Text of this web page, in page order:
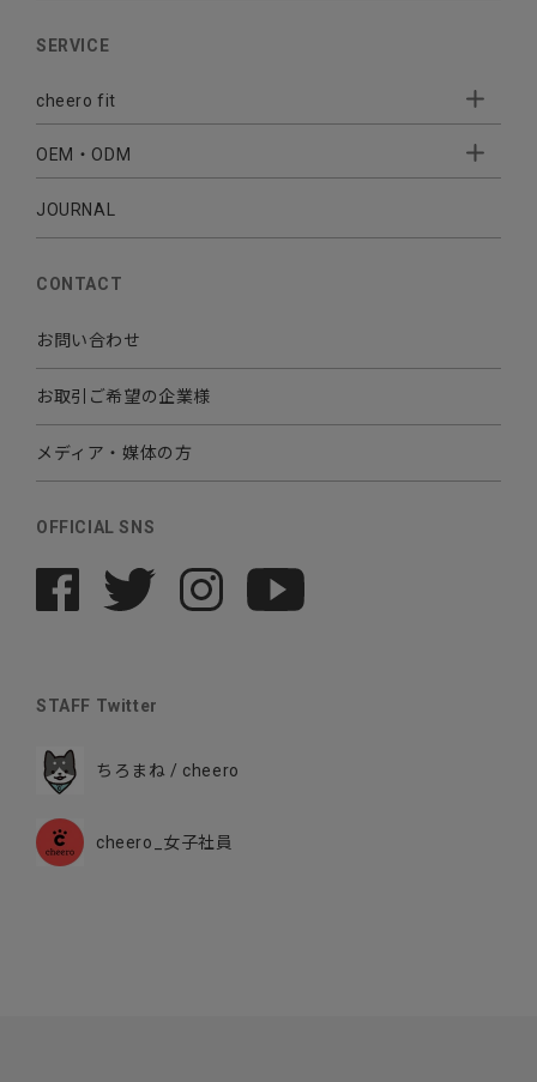
AUDIO
CABLE CHARGER
Sleepion
MOBILE
SERVICE
cheero fit
- Sleepion3
- 軟骨伝導式集音器
OEM・ODM
- OEM・ODM 開発
JOURNAL
CONTACT
お問い合わせ
お取引ご希望の企業様
メディア・媒体の方
OFFICIAL SNS
STAFF Twitter
ちろまね / cheero
cheero_女子社員